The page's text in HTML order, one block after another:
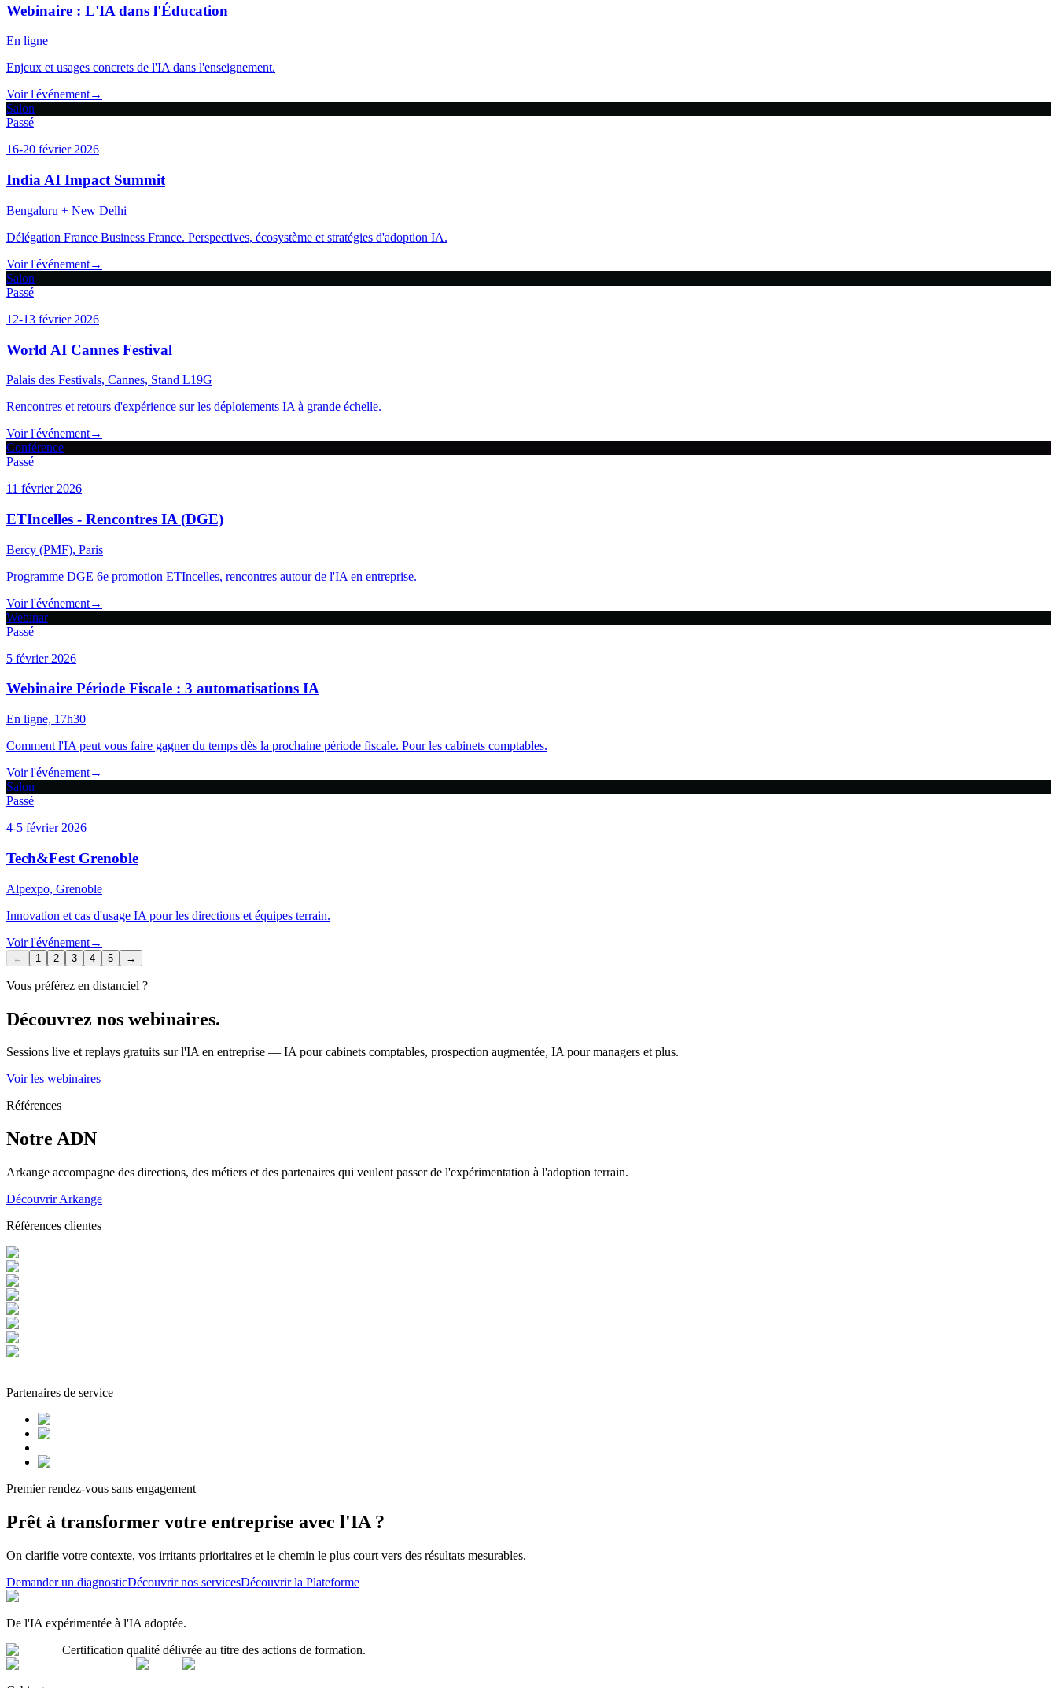
Webinaire : L'IA dans l'Éducation
En ligne
Enjeux et usages concrets de l'IA dans l'enseignement.
Voir l'événement→
Salon
Passé
16-20 février 2026
India AI Impact Summit
Bengaluru + New Delhi
Délégation France Business France. Perspectives, écosystème et stratégies d'adoption IA.
Voir l'événement→
Salon
Passé
12-13 février 2026
World AI Cannes Festival
Palais des Festivals, Cannes, Stand L19G
Rencontres et retours d'expérience sur les déploiements IA à grande échelle.
Voir l'événement→
Conférence
Passé
11 février 2026
ETIncelles - Rencontres IA (DGE)
Bercy (PMF), Paris
Programme DGE 6e promotion ETIncelles, rencontres autour de l'IA en entreprise.
Voir l'événement→
Webinar
Passé
5 février 2026
Webinaire Période Fiscale : 3 automatisations IA
En ligne, 17h30
Comment l'IA peut vous faire gagner du temps dès la prochaine période fiscale. Pour les cabinets comptables.
Voir l'événement→
Salon
Passé
4-5 février 2026
Tech&Fest Grenoble
Alpexpo, Grenoble
Innovation et cas d'usage IA pour les directions et équipes terrain.
Voir l'événement→
← 1 2 3 4 5 →
Vous préférez en distanciel ?
Découvrez nos webinaires.
Sessions live et replays gratuits sur l'IA en entreprise — IA pour cabinets comptables, prospection augmentée, IA pour managers et plus.
Voir les webinaires
Références
Notre ADN
Arkange accompagne des directions, des métiers et des partenaires qui veulent passer de l'expérimentation à l'adoption terrain.
Découvrir Arkange
Références clientes
Partenaires de service
Premier rendez-vous sans engagement
Prêt à transformer votre entreprise avec l'IA ?
On clarifie votre contexte, vos irritants prioritaires et le chemin le plus court vers des résultats mesurables.
Demander un diagnosticDécouvrir nos servicesDécouvrir la Plateforme
De l'IA expérimentée à l'IA adoptée.
Certification qualité délivrée au titre des actions de formation.